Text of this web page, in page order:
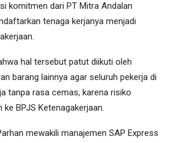
komitmen dari PT Mitra Andalan
tenaga kerjanya menjadi
hal tersebut patut diikuti oleh
barang lainnya agar seluruh pekerja di
tanpa rasa cemas, karena risiko
ke BPJS Ketenagakerjaan.
mewakili manajemen SAP Express